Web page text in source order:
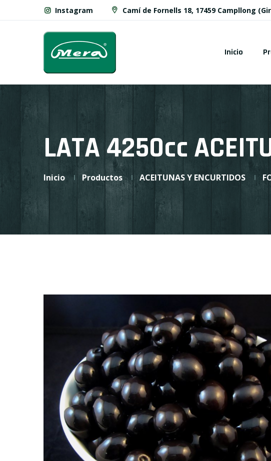
Instagram Camí de Fornells 18, 17459 Campllong
Inicio
LATA 4250cc
Inicio Productos ACEITUNAS Y ENCURTIDOS